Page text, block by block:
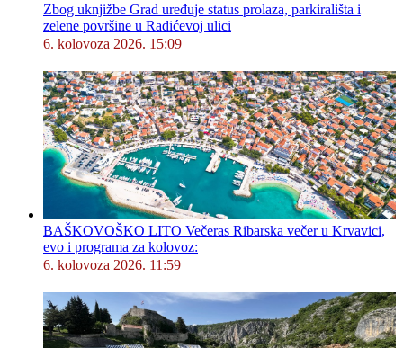
Zbog uknjižbe Grad uređuje status prolaza, parkirališta i
zelene površine u Radićevoj ulici
6. kolovoza 2026. 15:09
BAŠKOVOŠKO LITO Večeras Ribarska večer u Krvavici,
evo i programa za kolovoz:
6. kolovoza 2026. 11:59